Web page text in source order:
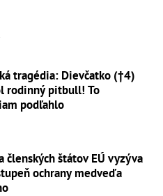
tragédia: Dievčatko (†4)
rodinný pitbull! To
podľahlo
členských štátov EÚ vyzýva
ochrany medveďa